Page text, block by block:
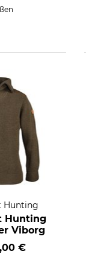
Hunting
Hunting
Viborg
€